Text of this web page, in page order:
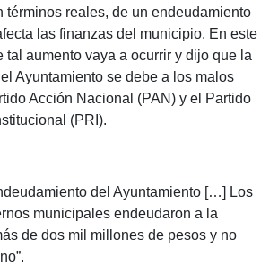
términos reales, de un endeudamiento
las finanzas del municipio. En este
tal aumento vaya a ocurrir y dijo que la
Ayuntamiento se debe a los malos
Acción Nacional (PAN) y el Partido
(PRI).
del Ayuntamiento […] Los
municipales endeudaron a la
de dos mil millones de pesos y no